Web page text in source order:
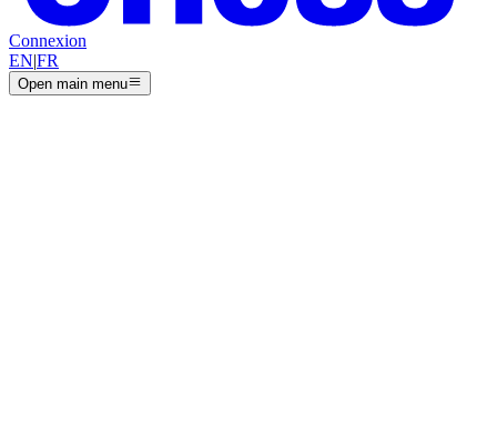
Connexion
EN|FR
Open main menu